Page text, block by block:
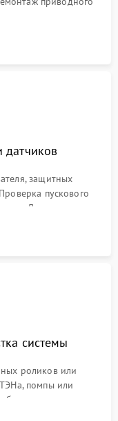
компрессору,
датчиков
защитных
пускового
Для машин с
компрессора и
системы
роликов или
помпы или
очистка
и воздуховодов от